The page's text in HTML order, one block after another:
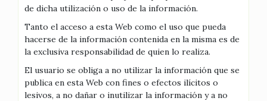
de dicha utilización o uso de la información.
Tanto el acceso a esta Web como el uso que pueda
hacerse de la información contenida en la misma es de
la exclusiva responsabilidad de quien lo realiza.
El usuario se obliga a no utilizar la información que se
publica en esta Web con fines o efectos ilícitos o
lesivos, a no dañar o inutilizar la información y a no